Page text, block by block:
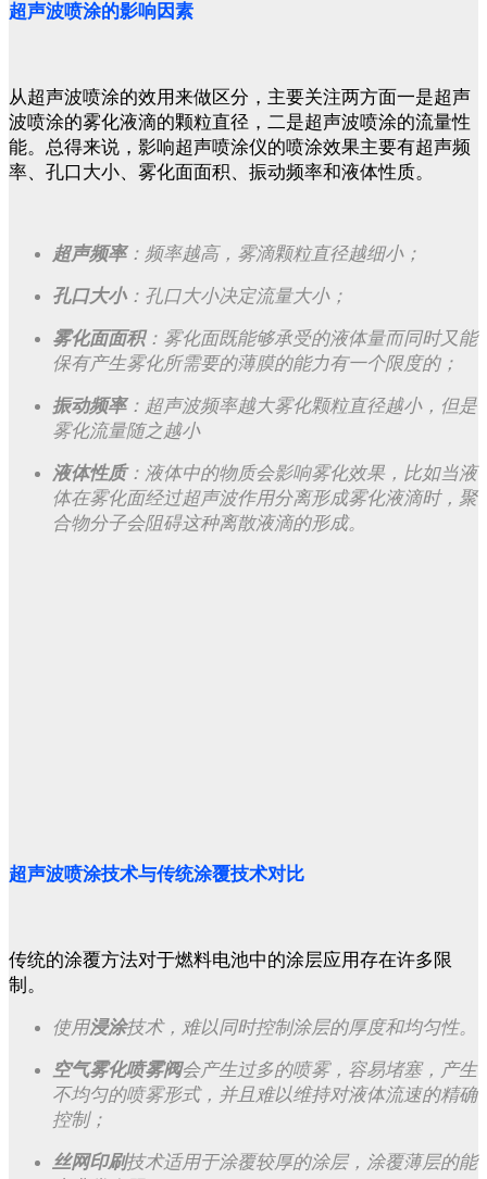
超声波喷涂的影响因素
从超声波喷涂的效用来做区分，主要关注两方面一是超声
波喷涂的雾化液滴的颗粒直径，二是超声波喷涂的流量性
能。总得来说，影响超声喷涂仪的喷涂效果主要有超声频
率、孔口大小、雾化面面积、振动频率和液体性质。
超声频率：频率越高，雾滴颗粒直径越细小；
孔口大小：孔口大小决定流量大小；
雾化面面积：雾化面既能够承受的液体量而同时又能
保有产生雾化所需要的薄膜的能力有一个限度的；
振动频率：超声波频率越大雾化颗粒直径越小，但是
雾化流量随之越小
液体性质：液体中的物质会影响雾化效果，比如当液
体在雾化面经过超声波作用分离形成雾化液滴时，聚
合物分子会阻碍这种离散液滴的形成。
超声波喷涂技术与传统涂覆技术对比
传统的涂覆方法对于燃料电池中的涂层应用存在许多限
制。
使用浸涂技术，难以同时控制涂层的厚度和均匀性。
空气雾化喷雾阀会产生过多的喷雾，容易堵塞，产生
不均匀的喷雾形式，并且难以维持对液体流速的精确
控制；
丝网印刷技术适用于涂覆较厚的涂层，涂覆薄层的能